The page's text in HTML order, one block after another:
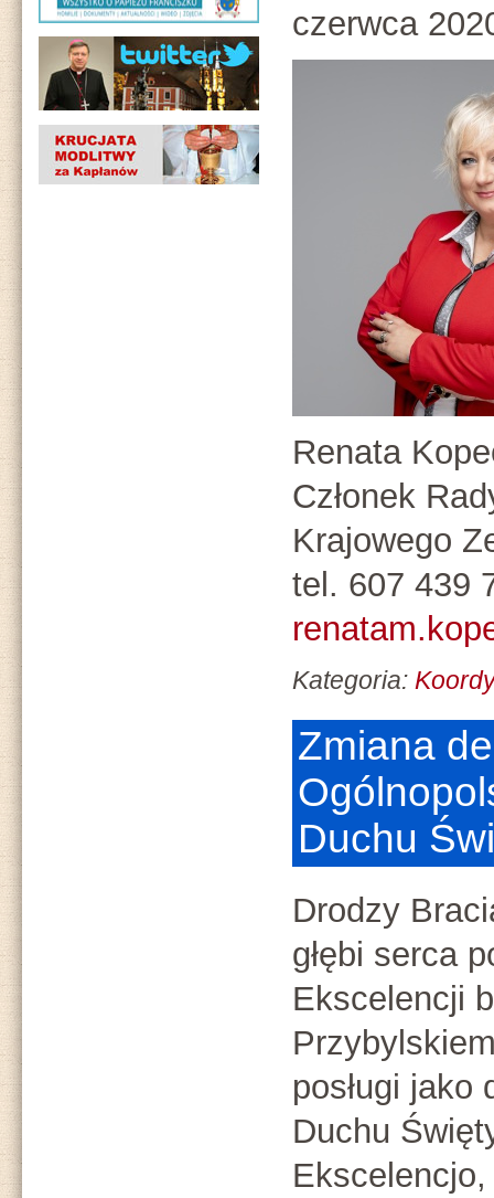
czerwca
Renata
Członek
Krajowego
tel. 607 439
Kategoria:
Zmiana
Duchu
Drodzy
głębi serca
Ekscelencji
posługi jako
Duchu